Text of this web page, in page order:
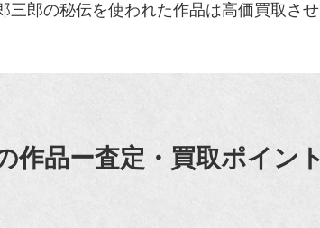
郎の秘伝を使われた作品は高価買取させ
作品ー査定・買取ポイン